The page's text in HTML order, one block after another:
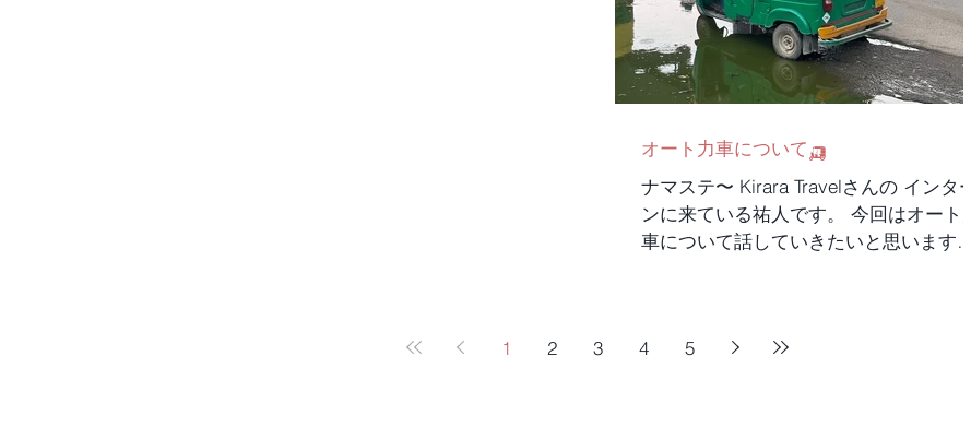
オート力車について🛺
ナマステ〜 Kirara Travelさんの インター
ンに来ている祐人です。 今回はオート力
車について話していきたいと思います。
ンドは交通量が激しい分荒い感じの運...
1 2 3 4 5